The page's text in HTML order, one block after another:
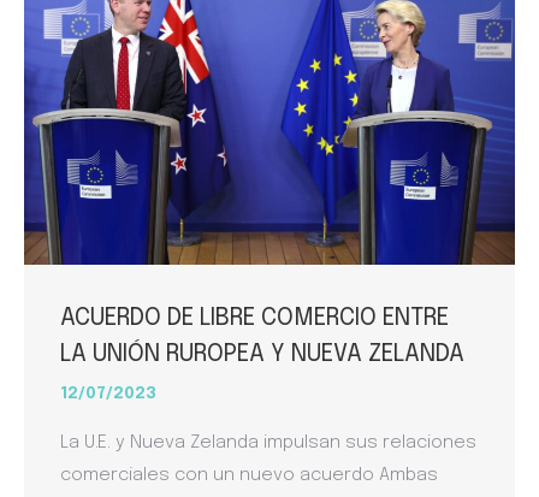
ACUERDO DE LIBRE COMERCIO ENTRE
LA UNIÓN RUROPEA Y NUEVA ZELANDA
12/07/2023
La U.E. y Nueva Zelanda impulsan sus relaciones
comerciales con un nuevo acuerdo Ambas